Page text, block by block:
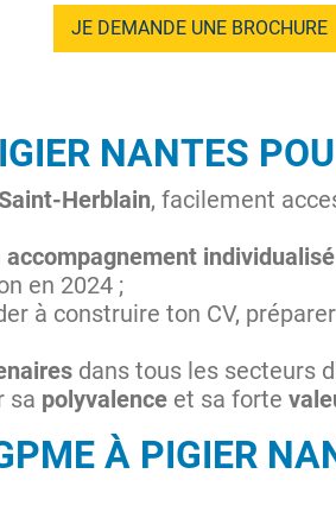
JE DEMANDE UNE BROCHURE
NANTES
Herblain, facilement
accompagnement individualisé
en 2024 ;
à construire ton CV,
dans tous les secteurs
sa polyvalence et sa forte
À PIGIER